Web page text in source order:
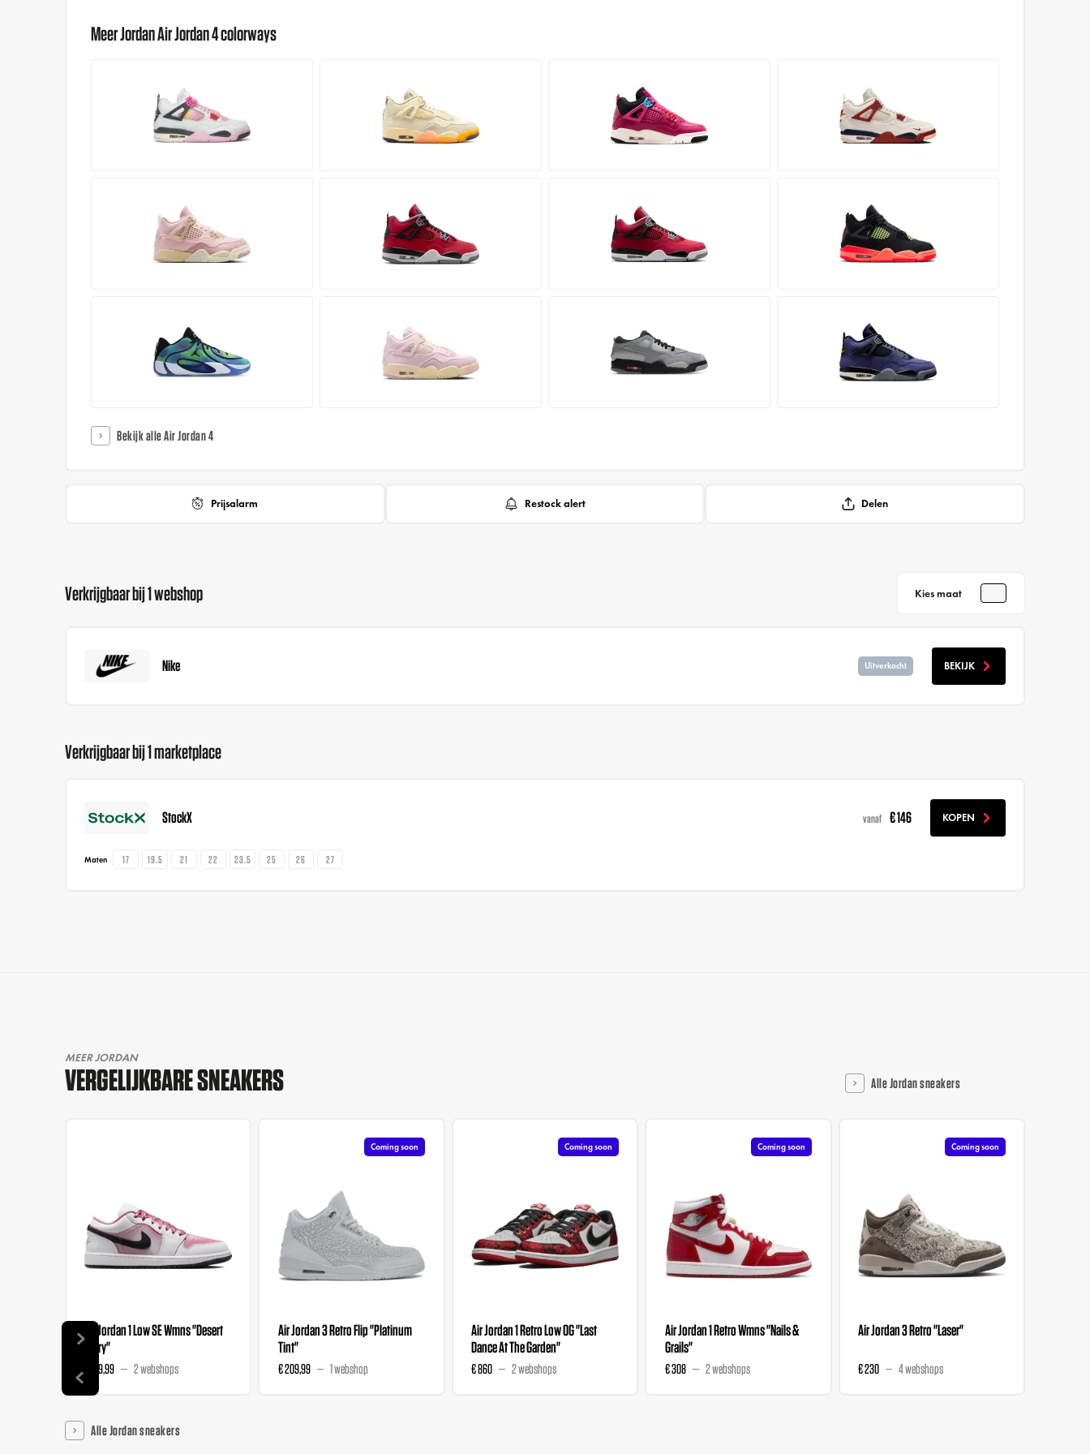
Meer Jordan Air Jordan 4 colorways
Bekijk alle Air Jordan 4
Prijsalarm Restock alert Delen
Verkrijgbaar bij 1 webshop Kies maat
Nike Uitverkocht BEKIJK
Verkrijgbaar bij 1 marketplace
StockX vanaf € 146 KOPEN
Maten 17 19.5 21 22 23.5 25 26 27
MEER JORDAN
VERGELIJKBARE SNEAKERS Alle Jordan sneakers
Air Jordan 1 Low SE Wmns "Desert
Berry"
€ 139,99 2 webshops
Coming soon
Air Jordan 3 Retro Flip "Platinum
Tint"
€ 209,99 1 webshop
Coming soon
Air Jordan 1 Retro Low OG "Last
Dance At The Garden"
€ 860 2 webshops
Coming soon
Air Jordan 1 Retro Wmns "Nails &
Grails"
€ 308 2 webshops
Coming soon
Air Jordan 3 Retro "Laser"
€ 230 4 webshops
Alle Jordan sneakers